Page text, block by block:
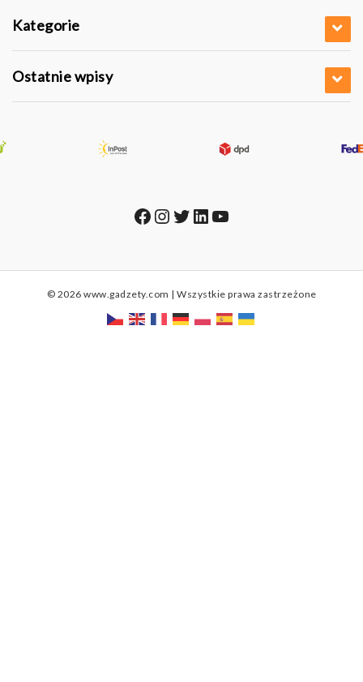
Kategorie
Ostatnie wpisy
Facebook
Instagram
Twitter
LinkedIn
YouTube
© 2026 www.gadzety.com | Wszystkie prawa zastrzeżone